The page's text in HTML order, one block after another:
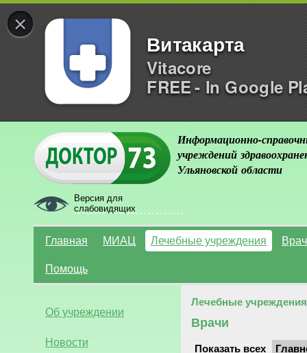
×
Витакарта
Vitacore
FREE - In Google
Версия для
слабовидящих
Информационно-
учреждений
Ульяновской области
Главная МИАЦ Лечебные учреждения
Помощь
Об учреждении
Новости
Лечебные учреждения
Врачи
Показать всех